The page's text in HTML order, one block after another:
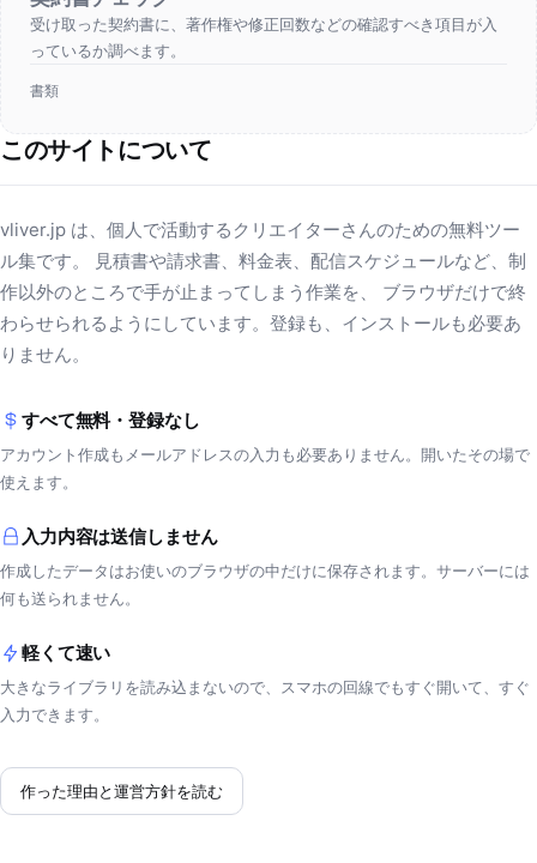
受け取った契約書に、著作権や修正回数などの確認すべき項目が入
っているか調べます。
書類
このサイトについて
vliver.jp は、個人で活動するクリエイターさんのための無料ツー
ル集です。 見積書や請求書、料金表、配信スケジュールなど、制
作以外のところで手が止まってしまう作業を、 ブラウザだけで終
わらせられるようにしています。登録も、インストールも必要あ
りません。
すべて無料・登録なし
アカウント作成もメールアドレスの入力も必要ありません。開いたその場で
使えます。
入力内容は送信しません
作成したデータはお使いのブラウザの中だけに保存されます。サーバーには
何も送られません。
軽くて速い
大きなライブラリを読み込まないので、スマホの回線でもすぐ開いて、すぐ
入力できます。
作った理由と運営方針を読む